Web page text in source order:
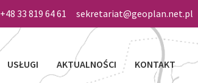
+48 33 819 64 61 sekretariat@geoplan.net.pl
USŁUGI AKTUALNOŚCI KONTAKT